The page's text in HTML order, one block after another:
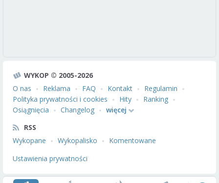
WYKOP © 2005-2026
O nas
Reklama FAQ Kontakt
Regulamin
Polityka prywatności i cookies
Hity
Ranking
Osiągnięcia
Changelog
więcej
RSS
Wykopane
Wykopalisko
Komentowane
Ustawienia prywatności